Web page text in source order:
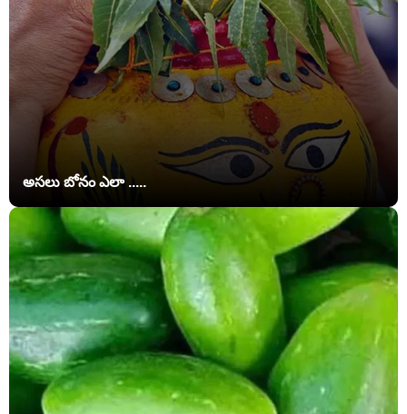
అసలు బోనం ఎలా .....